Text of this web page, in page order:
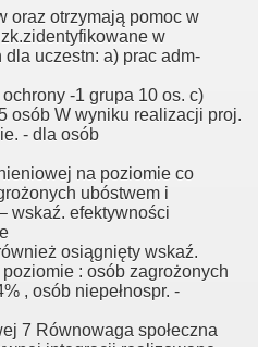
oraz otrzymają pomoc w
w
uczestn: a) prac adm-
-1 grupa 10 os. c)
osób W wyniku realizacji proj.
- dla osób
na poziomie co
ubóstwem i
wskaź. efektywności
osiągnięty wskaź.
: osób zagrożonych
, osób niepełnospr. -
7 Równowaga społeczna
NGO"